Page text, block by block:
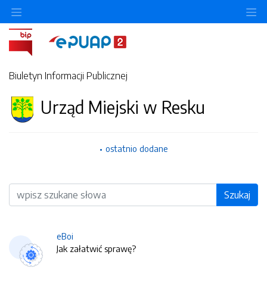
Biuletyn Informacji Publicznej
Urząd Miejski w Resku
ostatnio dodane
Wyszukiwarka Szukaj
eBoi
Jak załatwić sprawę?